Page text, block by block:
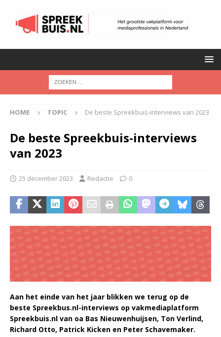
HOME TOPIC De beste Spreekbuis-interviews van 2023
De beste Spreekbuis-interviews
van 2023
25 december 2023 Redactie 0
Aan het einde van het jaar blikken we terug op de
beste Spreekbus.nl-interviews op vakmediaplatform
Spreekbuis.nl van oa Bas Nieuwenhuijsen, Ton Verlind,
Richard Otto, Patrick Kicken en Peter Schavemaker.